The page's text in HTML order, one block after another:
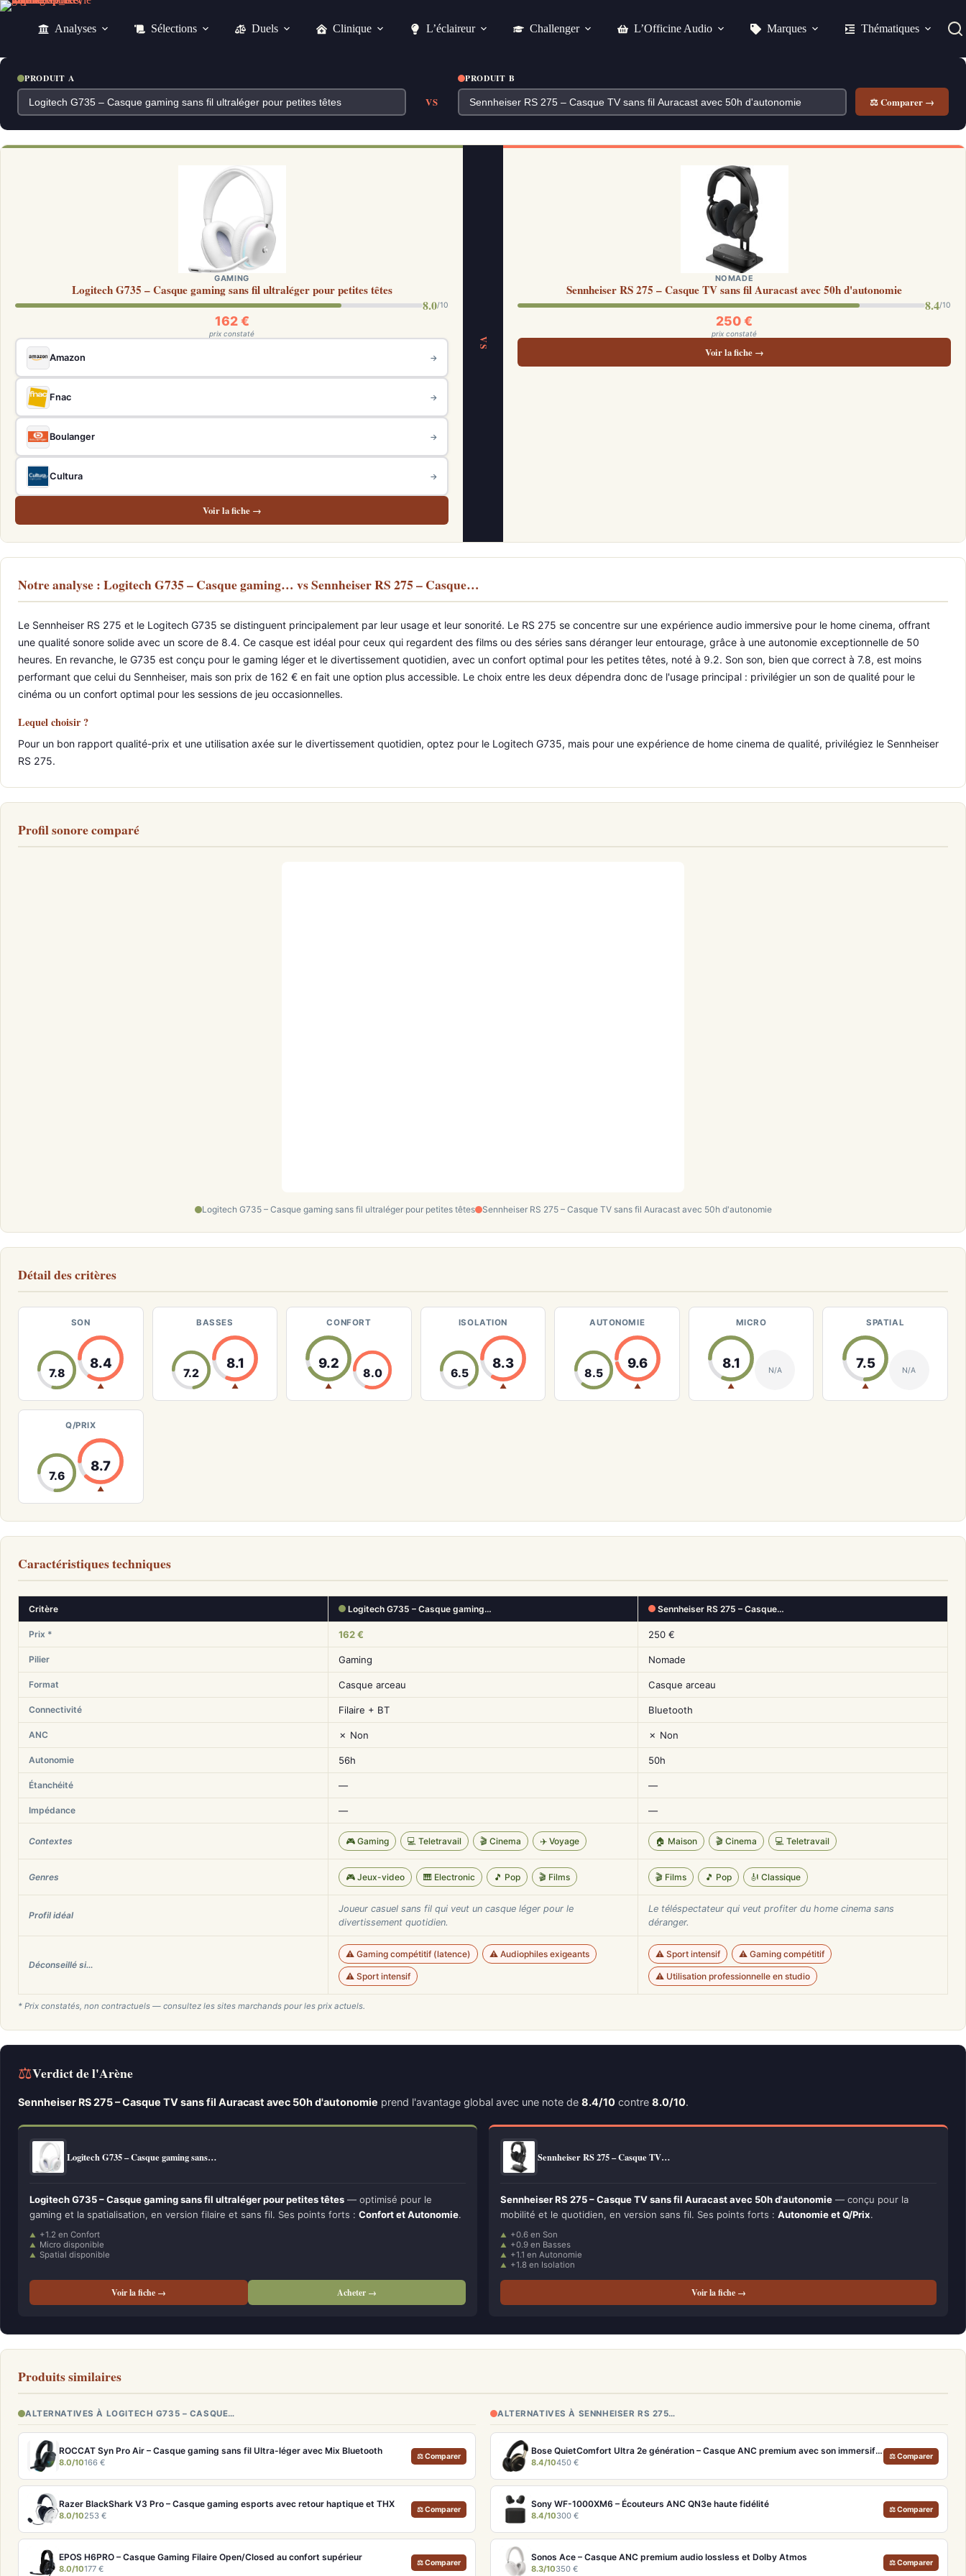
Passer
Analyses Sélections Duels Clinique L’éclaireur Challenger L’Officine Audio Marques Thématiques
PRODUIT A
VS
PRODUIT B
⚖ Comparer →
GAMING
Logitech G735 – Casque gaming sans fil ultraléger pour petites têtes
8.0/10
162 €
prix constaté
Amazon →
Fnac →
Boulanger →
Cultura →
Voir la fiche →
VS
NOMADE
Sennheiser RS 275 – Casque TV sans fil Auracast avec 50h d'autonomie
8.4/10
250 €
prix constaté
Voir la fiche →
Notre analyse : Logitech G735 – Casque gaming… vs Sennheiser RS 275 – Casque…
Le Sennheiser RS 275 et le Logitech G735 se distinguent principalement par leur usage et leur sonorité. Le RS 275 se concentre sur une expérience audio immersive pour le home cinema, offrant
une qualité sonore solide avec un score de 8.4. Ce casque est idéal pour ceux qui regardent des films ou des séries sans déranger leur entourage, grâce à une autonomie exceptionnelle de 50
heures. En revanche, le G735 est conçu pour le gaming léger et le divertissement quotidien, avec un confort optimal pour les petites têtes, noté à 9.2. Son son, bien que correct à 7.8, est moins
performant que celui du Sennheiser, mais son prix de 162 € en fait une option plus accessible. Le choix entre les deux dépendra donc de l'usage principal : privilégier un son de qualité pour le
cinéma ou un confort optimal pour les sessions de jeu occasionnelles.
Lequel choisir ?
Pour un bon rapport qualité-prix et une utilisation axée sur le divertissement quotidien, optez pour le Logitech G735, mais pour une expérience de home cinema de qualité, privilégiez le Sennheiser
RS 275.
Profil sonore comparé
Logitech G735 – Casque gaming sans fil ultraléger pour petites têtes Sennheiser RS 275 – Casque TV sans fil Auracast avec 50h d'autonomie
Détail des critères
SON
7.8
8.4
▲
BASSES
7.2
8.1
▲
CONFORT
9.2
▲
8.0
ISOLATION
6.5
8.3
▲
AUTONOMIE
8.5
9.6
▲
MICRO
8.1
▲
N/A
SPATIAL
7.5
▲
N/A
Q/PRIX
7.6
8.7
▲
Caractéristiques techniques
Critère Logitech G735 – Casque gaming… Sennheiser RS 275 – Casque…
Prix * 162 € 250 €
Pilier Gaming Nomade
Format Casque arceau Casque arceau
Connectivité Filaire + BT Bluetooth
ANC ✗ Non ✗ Non
Autonomie 56h 50h
Étanchéité — —
Impédance — —
Contextes 🎮 Gaming 💻 Teletravail 🎬 Cinema ✈️ Voyage 🏠 Maison 🎬 Cinema 💻 Teletravail
Genres 🎮 Jeux-video 🎹 Electronic 🎵 Pop 🎬 Films 🎬 Films 🎵 Pop 🎻 Classique
Profil idéal
Joueur casuel sans fil qui veut un casque léger pour le
divertissement quotidien.
Le téléspectateur qui veut profiter du home cinema sans
déranger.
Déconseillé si…
⚠️ Gaming compétitif (latence) ⚠️ Audiophiles exigeants
⚠️ Sport intensif
⚠️ Sport intensif ⚠️ Gaming compétitif
⚠️ Utilisation professionnelle en studio
* Prix constatés, non contractuels — consultez les sites marchands pour les prix actuels.
⚖Verdict de l'Arène
Sennheiser RS 275 – Casque TV sans fil Auracast avec 50h d'autonomie prend l'avantage global avec une note de 8.4/10 contre 8.0/10.
Logitech G735 – Casque gaming sans…
Logitech G735 – Casque gaming sans fil ultraléger pour petites têtes — optimisé pour le
gaming et la spatialisation, en version filaire et sans fil. Ses points forts : Confort et Autonomie.
+1.2 en Confort
Micro disponible
Spatial disponible
Voir la fiche → Acheter →
Sennheiser RS 275 – Casque TV…
Sennheiser RS 275 – Casque TV sans fil Auracast avec 50h d'autonomie — conçu pour la
mobilité et le quotidien, en version sans fil. Ses points forts : Autonomie et Q/Prix.
+0.6 en Son
+0.9 en Basses
+1.1 en Autonomie
+1.8 en Isolation
Voir la fiche →
Produits similaires
ALTERNATIVES À LOGITECH G735 – CASQUE…
ROCCAT Syn Pro Air – Casque gaming sans fil Ultra-léger avec Mix Bluetooth
8.0/10166 €
⚖ Comparer
Razer BlackShark V3 Pro – Casque gaming esports avec retour haptique et THX
8.0/10253 €
⚖ Comparer
EPOS H6PRO – Casque Gaming Filaire Open/Closed au confort supérieur
8.0/10177 €
⚖ Comparer
ALTERNATIVES À SENNHEISER RS 275…
Bose QuietComfort Ultra 2e génération – Casque ANC premium avec son immersif spatial et 30h d'autonomie
8.4/10450 €
⚖ Comparer
Sony WF-1000XM6 – Écouteurs ANC QN3e haute fidélité
8.4/10300 €
⚖ Comparer
Sonos Ace – Casque ANC premium audio lossless et Dolby Atmos
8.3/10350 €
⚖ Comparer